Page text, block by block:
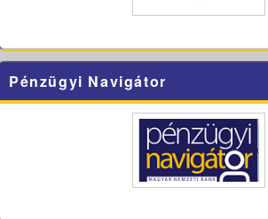
Pénzügyi Navigátor